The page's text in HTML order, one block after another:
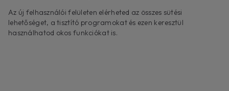
Az új felhasználói felületen elérheted az összes sütési
lehetőséget, a tisztító programokat és ezen keresztül
használhatod okos funkciókat is.